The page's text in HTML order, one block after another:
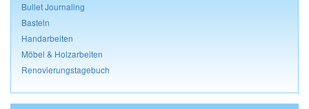
Bullet Journaling
Basteln
Handarbeiten
Möbel & Holzarbeiten
Renovierungstagebuch